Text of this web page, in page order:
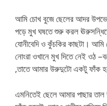
আমি চোখ বুজে ছেলের আদর
পড়ে মুখ ঘষতে শুরু করল
যোনীবেদি ও কুঁচকির কাছটা। আমি
নোংরা ওখানে মুখ দিতে নেই ওঠ
,তাতে আমার উরুদুটো একটু ফাঁক
এমনিতেই ছেলে আমার পাছার